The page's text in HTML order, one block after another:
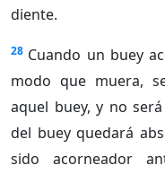
diente.
28 Cuando un buey
modo que muera,
aquel buey, y no
del buey quedará
sido acorneador